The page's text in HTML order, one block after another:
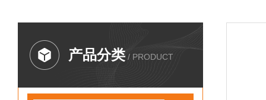
产品分类 / PRODUCT